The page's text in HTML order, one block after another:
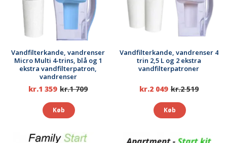
Vandfilterkande, vandrenser
Micro Multi 4-trins, blå og 1
ekstra vandfilterpatron,
vandrenser
kr.1 359 kr.1 709
Køb
Vandfilterkande, vandrenser 4
trin 2,5 L og 2 ekstra
vandfilterpatroner
kr.2 049 kr.2 519
Køb